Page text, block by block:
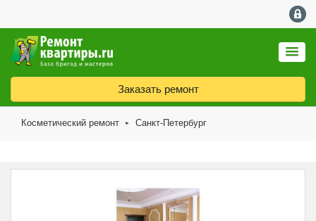
Заказать ремонт
Косметический ремонт ► Санкт-Петербург